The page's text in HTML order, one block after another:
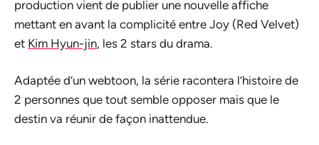
production vient de publier une nouvelle affiche
mettant en avant la complicité entre Joy (Red Velvet)
et Kim Hyun-jin, les 2 stars du drama.
Adaptée d’un webtoon, la série racontera l’histoire de
2 personnes que tout semble opposer mais que le
destin va réunir de façon inattendue.